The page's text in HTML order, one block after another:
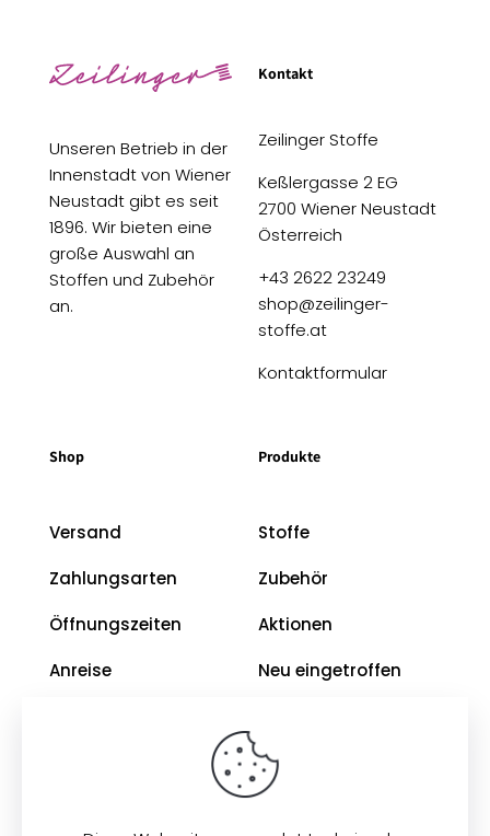
Unseren Betrieb in der
Innenstadt von Wiener
Neustadt gibt es seit
1896. Wir bieten eine
große Auswahl an
Stoffen und Zubehör
an.
Kontakt
Zeilinger Stoffe
Keßlergasse 2 EG
2700 Wiener Neustadt
Österreich
+43 2622 23249
shop@zeilinger-
stoffe.at
Kontaktformular
Shop
Versand
Zahlungsarten
Öffnungszeiten
Anreise
Produkte
Stoffe
Zubehör
Aktionen
Neu eingetroffen